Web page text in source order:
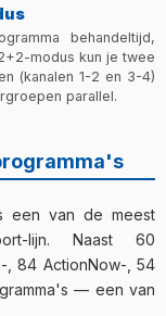
behandeltijd,
modus kun je twee
(kanalen 1-2 en 3-4)
parallel.
een van de meest
lijn. Naast 60
, 84 ActionNow-, 54
— een van